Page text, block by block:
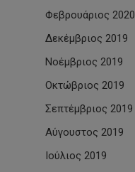
Φεβρουάριος 2020
Δεκέμβριος 2019
Νοέμβριος 2019
Οκτώβριος 2019
Σεπτέμβριος 2019
Αύγουστος 2019
Ιούλιος 2019